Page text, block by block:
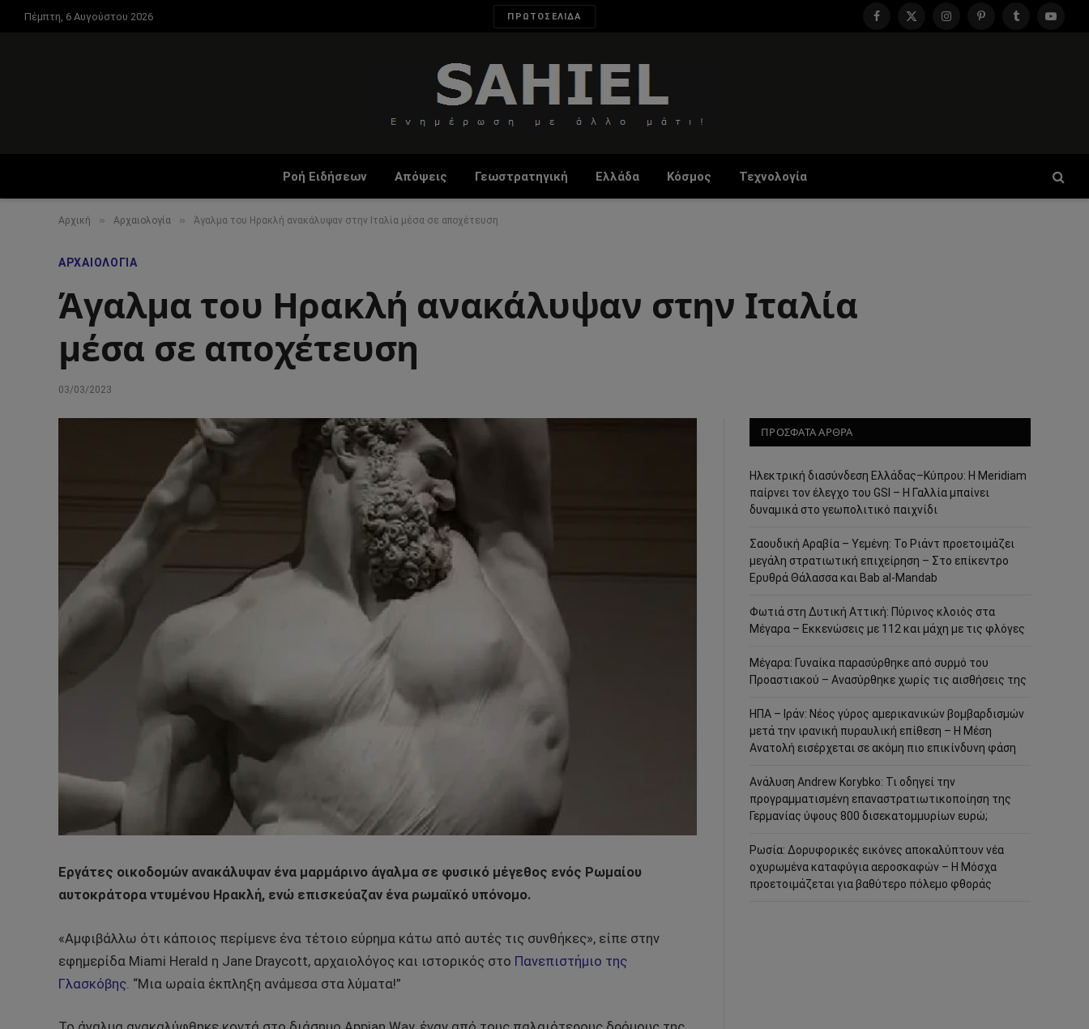
Πέμπτη, 6 Αυγούστου 2026 ΠΡΩΤΟΣΕΛΙΔΑ
Facebook
X
InstagramPinterestTumblr
Ροή Ειδήσεων Απόψεις Γεωστρατηγική Ελλάδα Κόσμος Τεχνολογία
Αρχική » Αρχαιολογία » Άγαλμα του Ηρακλή ανακάλυψαν στην Ιταλία μέσα σε αποχέτευση
ΑΡΧΑΙΟΛΟΓΊΑ
Άγαλμα του Ηρακλή ανακάλυψαν στην Ιταλία
μέσα σε αποχέτευση
03/03/2023
Εργάτες οικοδομών ανακάλυψαν ένα μαρμάρινο άγαλμα σε φυσικό μέγεθος ενός Ρωμαίου
αυτοκράτορα ντυμένου Ηρακλή, ενώ επισκεύαζαν ένα ρωμαϊκό υπόνομο.
«Αμφιβάλλω ότι κάποιος περίμενε ένα τέτοιο εύρημα κάτω από αυτές τις συνθήκες», είπε στην
εφημερίδα Miami Herald η Jane Draycott, αρχαιολόγος και ιστορικός στο Πανεπιστήμιο της
Γλασκόβης . “Μια ωραία έκπληξη ανάμεσα στα λύματα!”
ΠΡΟΣΦΑΤΑ ΑΡΘΡΑ
Ηλεκτρική διασύνδεση Ελλάδας–Κύπρου: Η Meridiam
παίρνει τον έλεγχο του GSI – Η Γαλλία μπαίνει
δυναμικά στο γεωπολιτικό παιχνίδι
Σαουδική Αραβία – Υεμένη: Το Ριάντ προετοιμάζει
μεγάλη στρατιωτική επιχείρηση – Στο επίκεντρο
Ερυθρά Θάλασσα και Bab al-Mandab
Φωτιά στη Δυτική Αττική: Πύρινος κλοιός στα
Μέγαρα – Εκκενώσεις με 112 και μάχη με τις φλόγες
Μέγαρα: Γυναίκα παρασύρθηκε από συρμό του
Προαστιακού – Ανασύρθηκε χωρίς τις αισθήσεις της
ΗΠΑ – Ιράν: Νέος γύρος αμερικανικών βομβαρδισμών
μετά την ιρανική πυραυλική επίθεση – Η Μέση
Ανατολή εισέρχεται σε ακόμη πιο επικίνδυνη φάση
Ανάλυση Andrew Korybko: Τι οδηγεί την
προγραμματισμένη επαναστρατιωτικοποίηση της
Γερμανίας ύψους 800 δισεκατομμυρίων ευρώ;
Ρωσία: Δορυφορικές εικόνες αποκαλύπτουν νέα
οχυρωμένα καταφύγια αεροσκαφών – Η Μόσχα
προετοιμάζεται για βαθύτερο πόλεμο φθοράς